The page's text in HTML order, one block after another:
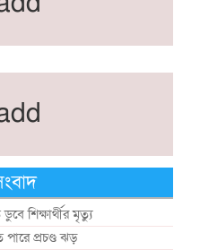
শিক্ষার্থীর মৃত্যু
প্রচণ্ড ঝড়